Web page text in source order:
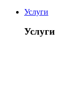
Услуги
Услуги